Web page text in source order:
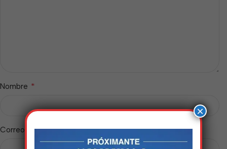
Nombre *
Correo electrónico*
×